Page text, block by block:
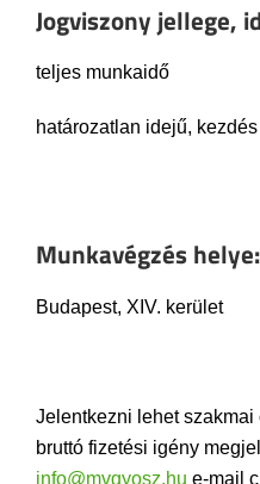
Jogviszony jellege,
teljes munkaidő
határozatlan idejű,
Munkavégzés helye:
Budapest, XIV. kerület
Jelentkezni lehet
bruttó fizetési igény
info@mvgyosz.hu e-mail